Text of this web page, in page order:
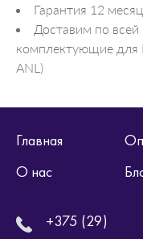
Гарантия 12
Доставим по
комплектующие для
ANL)
Главная
О нас
+375 (29)